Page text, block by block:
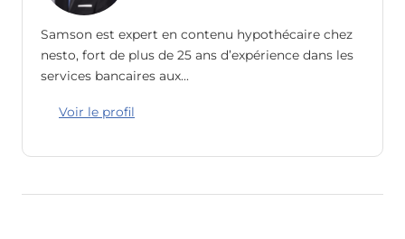
Samson est expert en contenu hypothécaire chez
nesto, fort de plus de 25 ans d’expérience dans les
services bancaires aux…
Voir le profil